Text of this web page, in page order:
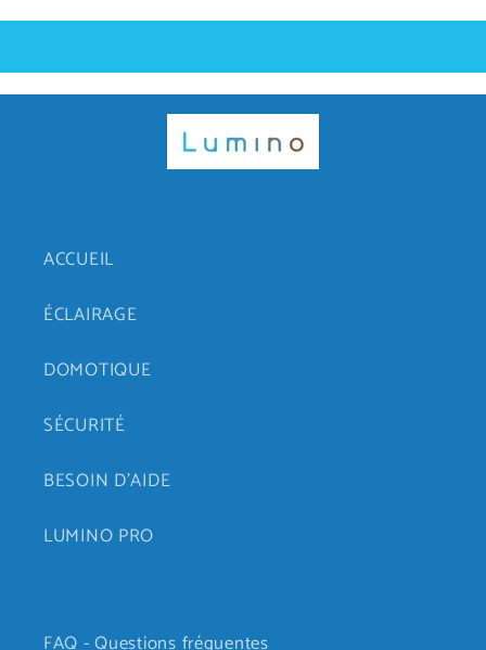
ACCUEIL
ÉCLAIRAGE
DOMOTIQUE
SÉCURITÉ
BESOIN D'AIDE
LUMINO PRO
FAQ - Questions fréquentes